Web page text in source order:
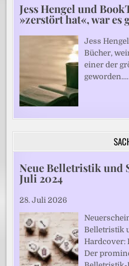
Jess Hengel und
»zerstört hat«, war es
Jess
Bücher,
einer der
Neue Belletristik und
Juli 2024
28. Juli 2026
Belletristik
Hardcover:
Der